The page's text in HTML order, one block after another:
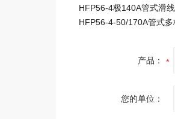
产品：
您的单位：